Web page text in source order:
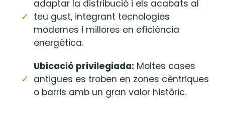
adaptar la distribució i els acabats al
teu gust, integrant tecnologies
modernes i millores en eficiència
energètica.
Ubicació privilegiada: Moltes cases
antigues es troben en zones cèntriques
o barris amb un gran valor històric.